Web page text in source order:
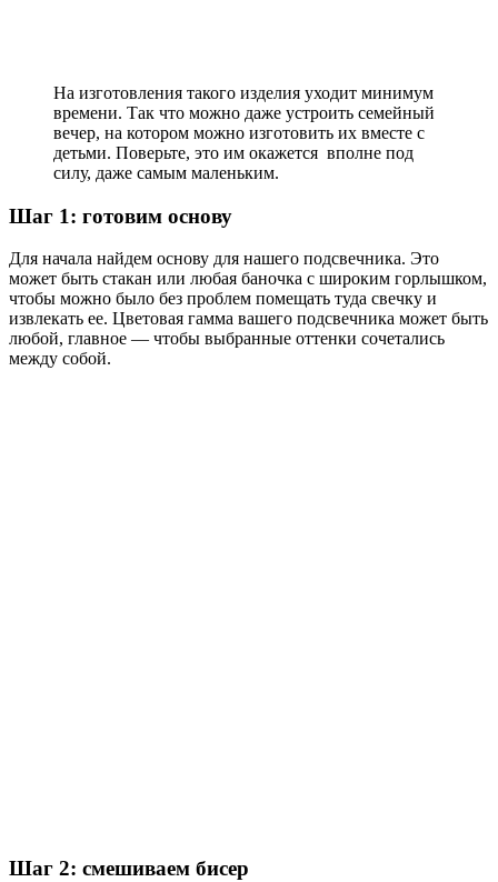
На изготовления такого изделия уходит минимум
времени. Так что можно даже устроить семейный
вечер, на котором можно изготовить их вместе с
детьми. Поверьте, это им окажется вполне под
силу, даже самым маленьким.
Шаг 1: готовим основу
Для начала найдем основу для нашего подсвечника. Это
может быть стакан или любая баночка с широким горлышком,
чтобы можно было без проблем помещать туда свечку и
извлекать ее. Цветовая гамма вашего подсвечника может быть
любой, главное — чтобы выбранные оттенки сочетались
между собой.
Шаг 2: смешиваем бисер